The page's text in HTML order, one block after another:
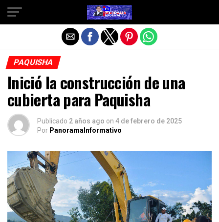
PAQUISHA
Inició la construcción de una
cubierta para Paquisha
Publicado 2 años ago on 4 de febrero de 2025
Por PanoramaInformativo
Salir de la versión móvil